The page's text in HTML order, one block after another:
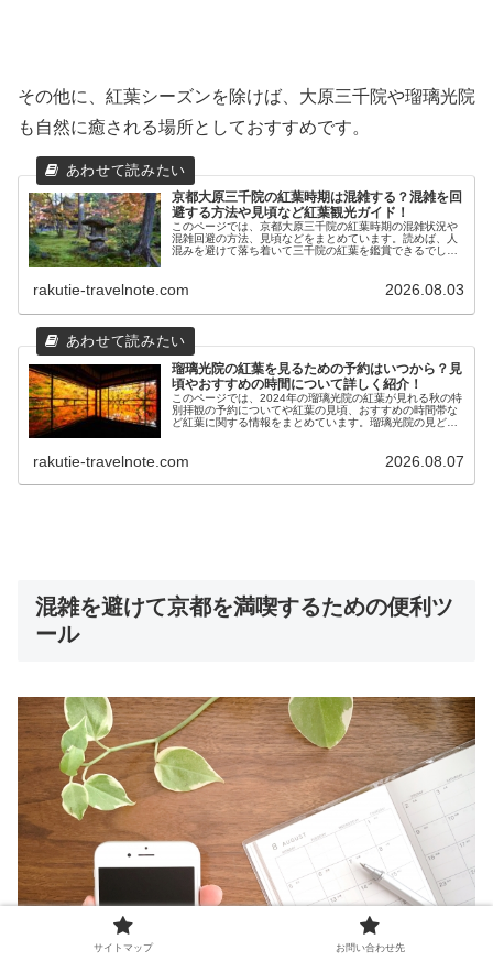
その他に、紅葉シーズンを除けば、大原三千院や瑠璃光院
も自然に癒される場所としておすすめです。
京都大原三千院の紅葉時期は混雑する？混雑を回
避する方法や見頃など紅葉観光ガイド！
このページでは、京都大原三千院の紅葉時期の混雑状況や
混雑回避の方法、見頃などをまとめています。読めば、人
混みを避けて落ち着いて三千院の紅葉を鑑賞できるでしょ
rakutie-travelnote.com 2026.08.03
瑠璃光院の紅葉を見るための予約はいつから？見
頃やおすすめの時間について詳しく紹介！
このページでは、2024年の瑠璃光院の紅葉が見れる秋の特
別拝観の予約についてや紅葉の見頃、おすすめの時間帯な
ど紅葉に関する情報をまとめています。瑠璃光院の見どこ
rakutie-travelnote.com 2026.08.07
混雑を避けて京都を満喫するための便利ツ
ール
サイトマップ お問い合わせ先